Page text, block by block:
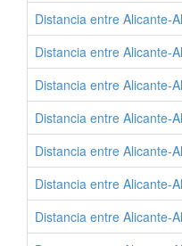
Distancia entre Alicante-
Distancia entre Alicante-
Distancia entre Alicante-
Distancia entre Alicante-
Distancia entre Alicante-
Distancia entre Alicante-
Distancia entre Alicante-